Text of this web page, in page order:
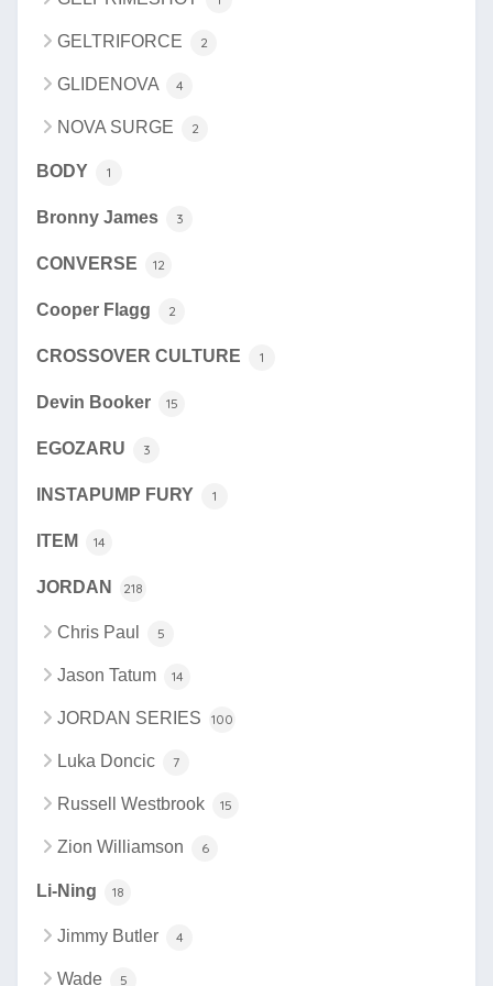
GELTRIFORCE 2
GLIDENOVA 4
NOVA SURGE 2
BODY 1
Bronny James 3
CONVERSE 12
Cooper Flagg 2
CROSSOVER CULTURE 1
Devin Booker 15
EGOZARU 3
INSTAPUMP FURY 1
ITEM 14
JORDAN 218
Chris Paul 5
Jason Tatum 14
JORDAN SERIES 100
Luka Doncic 7
Russell Westbrook 15
Zion Williamson 6
Li-Ning 18
Jimmy Butler 4
Wade 5